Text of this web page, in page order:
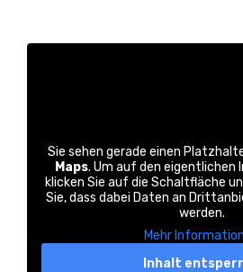
Sie sehen gerade einen
Maps. Um auf den eigentlichen
klicken Sie auf die Schaltfläche
Sie, dass dabei Daten an
werden.
Mehr
Inhalt